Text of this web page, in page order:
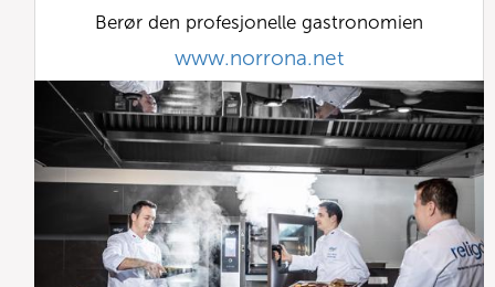
Berør den profesjonelle gastronomien
www.norrona.net